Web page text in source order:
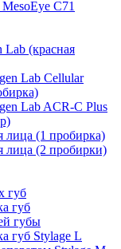
C71
Lab (красная
Lab Cellular
Lab ACR-C Plus
лица (1 пробирка)
лица (2 пробирки)
губ
губ
губы
губ Stylage L